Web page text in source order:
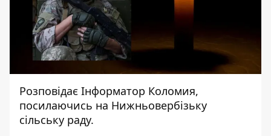
Розповідає Інформатор Коломия,
посилаючись на Нижньовербізьку
сільську раду.